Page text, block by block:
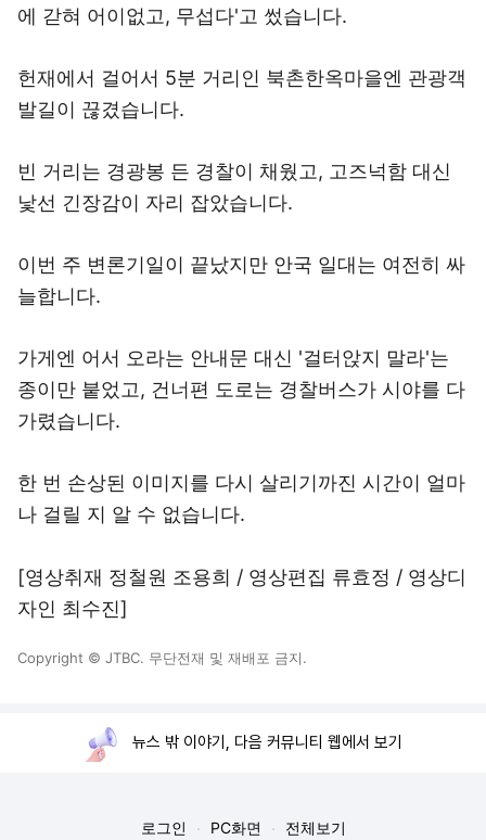
에 갇혀 어이없고, 무섭다'고 썼습니다.
헌재에서 걸어서 5분 거리인 북촌한옥마을엔 관광객
발길이 끊겼습니다.
빈 거리는 경광봉 든 경찰이 채웠고, 고즈넉함 대신
낯선 긴장감이 자리 잡았습니다.
이번 주 변론기일이 끝났지만 안국 일대는 여전히 싸
늘합니다.
가게엔 어서 오라는 안내문 대신 '걸터앉지 말라'는
종이만 붙었고, 건너편 도로는 경찰버스가 시야를 다
가렸습니다.
한 번 손상된 이미지를 다시 살리기까진 시간이 얼마
나 걸릴 지 알 수 없습니다.
[영상취재 정철원 조용희 / 영상편집 류효정 / 영상디
자인 최수진]
Copyright © JTBC. 무단전재 및 재배포 금지.
뉴스 밖 이야기, 다음 커뮤니티 웹에서 보기
로그인 PC화면 전체보기